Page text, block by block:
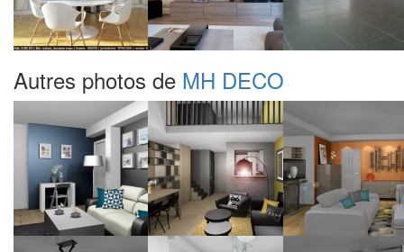
Autres photos de MH DECO